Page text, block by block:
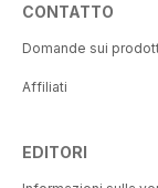
CONTATTO
Domande sui
Affiliati
EDITORI